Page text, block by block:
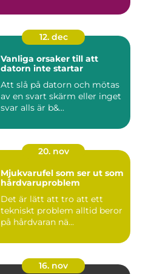
12. dec
Vanliga orsaker till att
datorn inte startar
Att slå på datorn och mötas
av en svart skärm eller inget
svar alls är b&...
20. nov
Mjukvarufel som ser ut som
hårdvaruproblem
Det är lätt att tro att ett
tekniskt problem alltid beror
på hårdvaran nä...
16. nov